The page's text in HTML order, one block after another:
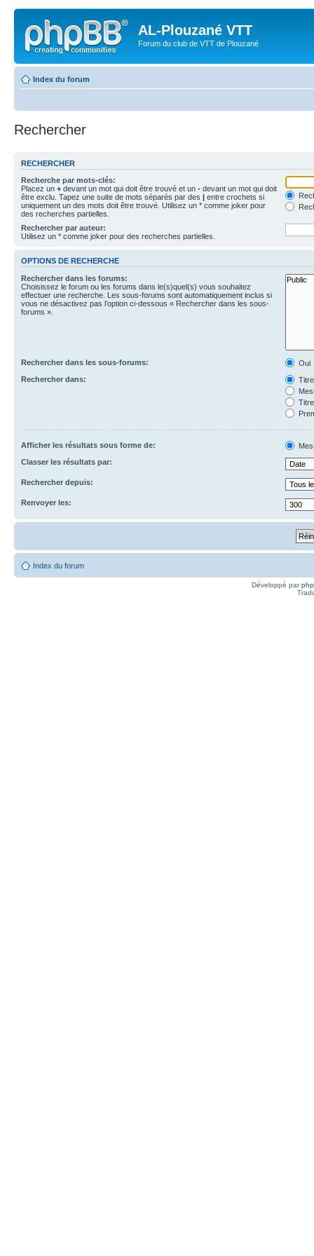
AL-Plouzané VTT
Forum du club de VTT de Plouzané
Index du forum
Rechercher
RECHERCHER
Recherche par mots-clés:
Placez un + devant un mot qui doit être trouvé et un - devant un mot qui doit
être exclu. Tapez une suite de mots séparés par des | entre crochets si
uniquement un des mots doit être trouvé. Utilisez un * comme joker pour
des recherches partielles.
Rechercher par auteur:
Utilisez un * comme joker pour des recherches partielles.
OPTIONS DE RECHERCHE
Rechercher dans les forums:
Choisissez le forum ou les forums dans le(s)quel(s) vous souhaitez
effectuer une recherche. Les sous-forums sont automatiquement inclus si
vous ne désactivez pas l’option ci-dessous « Rechercher dans les sous-
forums ».
Rechercher dans les sous-forums:
Oui
Rechercher dans:
Afficher les résultats sous forme de:
Classer les résultats par:
Rechercher depuis:
Renvoyer les:
Index du forum
Développé par